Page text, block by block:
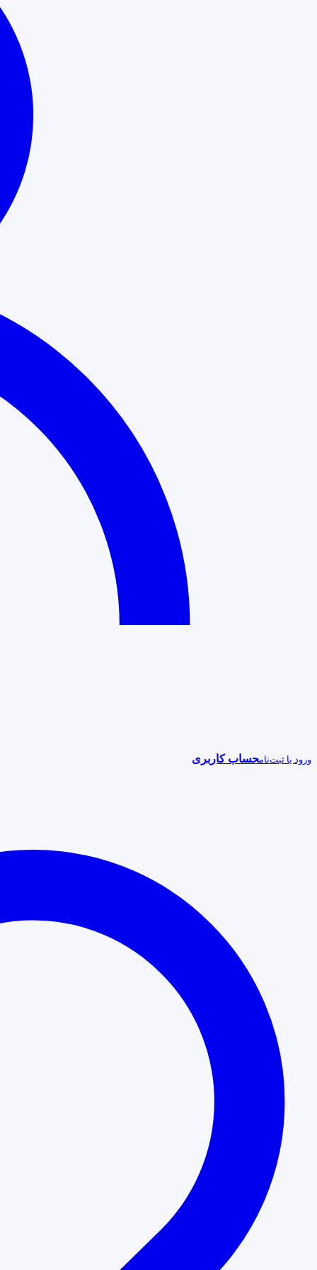
ورود یا ثبت‌نامحساب کاربری